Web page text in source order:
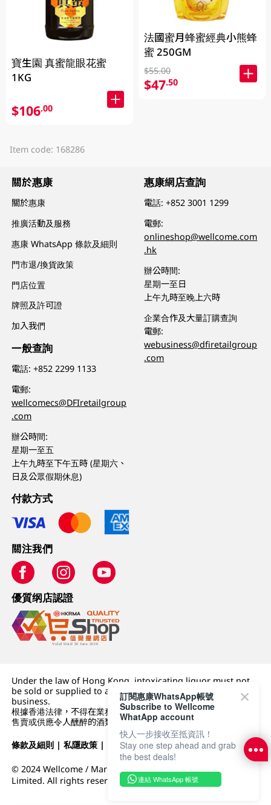
寶生園 真蜜龍眼花蜜
1KG
$106.00
法國蜜月蜂蜜經典小熊蜂
蜜 250GM
$55.00
$47.50
Item code: 168286
關於惠康
關於惠康
推廣活動及服務
惠康 WhatsApp 條款及細則
門市退/換貨政策
門店位置
牌照及許可證
加入我們
一般查詢
電話:+852 2299 1133
電郵:
wellcomecs@DFIretailgroup
.com
辦公時間:
星期一至五
上午九時至下午五時 (星期六、
日及公眾假期休息)
惠康網店查詢
電話:+852 3001 1299
電郵:
onlineshop@wellcome.com
.hk
辦公時間:
星期一至日
上午九時至晚上六時
企業合作及大量訂購查詢
電郵:
webusiness@dfiretailgroup
.com
付款方式
關注我們
優質纲店認證
Under the law of Hong Kong, intoxicating liquor must not
be sold or supplied to a minor (under 18) in the course of
business.
根據香港法律，不得在業務過程中，向未成年人 (18 歲以下人士)
售賣或供應令人醺醉的酒類。
條款及細則 |私隱政策 | DFI零售集團
© 2024 Wellcome / Market Place. The Dairy Farm Company
Limited. All rights reserved.
訂閱惠康WhatsApp帳號
Subscribe to Wellcome
WhatApp account
快人一步接收至抵資訊！
Stay one step ahead and grab
the best deals!
連結 WhatsApp 帳號